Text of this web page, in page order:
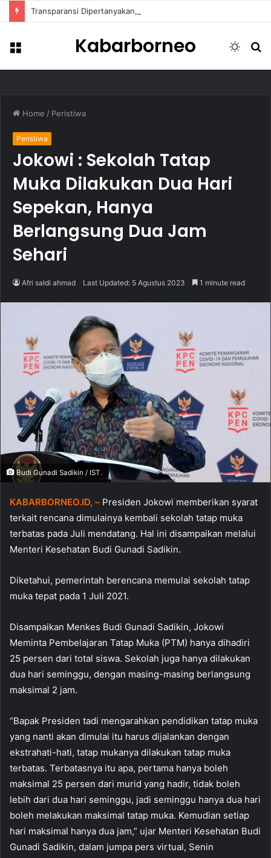
Menu Kabarborneo
Switch
Home / Peristiwa
Peristiwa
Jokowi : Sekolah Tatap
Muka Dilakukan Dua Hari
Sepekan, Hanya
Berlangsung Dua Jam
Sehari
Afri saldi ahmad Last Updated: 5 Agustus 2023 1 minute read
Budi Gunadi Sadikin / IST.
KABARBORNEO.ID, – Presiden Jokowi memberikan syarat
terkait rencana dimulainya kembali sekolah tatap muka
terbatas pada Juli mendatang. Hal ini disampaikan melalui
Menteri Kesehatan Budi Gunadi Sadikin.
Diketahui, pemerintah berencana memulai sekolah tatap
muka tepat pada 1 Juli 2021.
Disampaikan Menkes Budi Gunadi Sadikin, Jokowi
Meminta Pembelajaran Tatap Muka (PTM) hanya dihadiri
25 persen dari total siswa. Sekolah juga hanya dilakukan
dua hari seminggu, dengan masing-masing berlangsung
maksimal 2 jam.
“Bapak Presiden tadi mengarahkan pendidikan tatap muka
yang nanti akan dimulai itu harus dijalankan dengan
ekstrahati-hati, tatap mukanya dilakukan tatap muka
terbatas. Terbatasnya itu apa, pertama hanya boleh
maksimal 25 persen dari murid yang hadir, tidak boleh
lebih dari dua hari seminggu, jadi seminggu hanya dua hari
boleh melakukan maksimal tatap muka. Kemudian setiap
hari maksimal hanya dua jam,” ujar Menteri Kesehatan Budi
Gunadi Sadikin, dalam jumpa pers virtual, Senin